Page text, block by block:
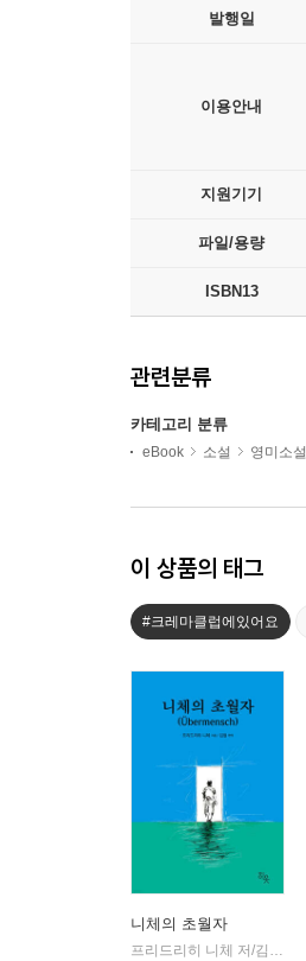
발행일
이용안내
지원기기
파일/용량
ISBN13
관련분류
카테고리 분류
eBook 소설 영미소설
이 상품의 태그
#크레마클럽에있어요
니체의 초월자
프리드리히 니체 저/김철 편역